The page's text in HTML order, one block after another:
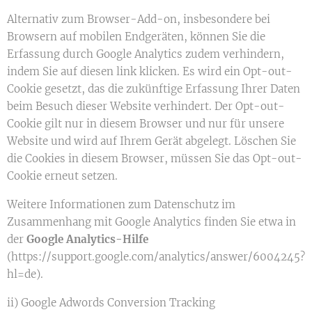
Alternativ zum Browser-Add-on, insbesondere bei
Browsern auf mobilen Endgeräten, können Sie die
Erfassung durch Google Analytics zudem verhindern,
indem Sie auf diesen link klicken. Es wird ein Opt-out-
Cookie gesetzt, das die zukünftige Erfassung Ihrer Daten
beim Besuch dieser Website verhindert. Der Opt-out-
Cookie gilt nur in diesem Browser und nur für unsere
Website und wird auf Ihrem Gerät abgelegt. Löschen Sie
die Cookies in diesem Browser, müssen Sie das Opt-out-
Cookie erneut setzen.
Weitere Informationen zum Datenschutz im
Zusammenhang mit Google Analytics finden Sie etwa in
der Google Analytics-Hilfe
(https://support.google.com/analytics/answer/6004245?
hl=de).
ii) Google Adwords Conversion Tracking